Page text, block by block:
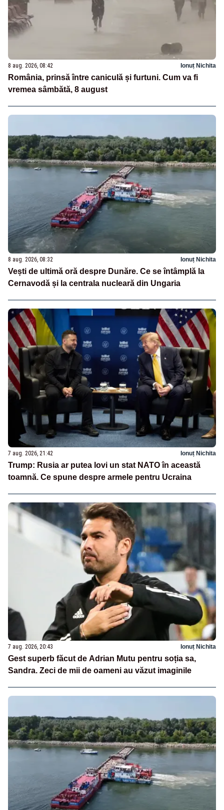
8 aug. 2026, 08:42 Ionuț Nichita
România, prinsă între caniculă și furtuni. Cum va fi
vremea sâmbătă, 8 august
8 aug. 2026, 08:32 Ionuț Nichita
Vești de ultimă oră despre Dunăre. Ce se întâmplă la
Cernavodă și la centrala nucleară din Ungaria
7 aug. 2026, 21:42 Ionuț Nichita
Trump: Rusia ar putea lovi un stat NATO în această
toamnă. Ce spune despre armele pentru Ucraina
7 aug. 2026, 20:43 Ionuț Nichita
Gest superb făcut de Adrian Mutu pentru soția sa,
Sandra. Zeci de mii de oameni au văzut imaginile